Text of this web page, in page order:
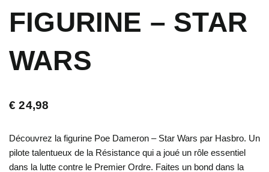
FIGURINE – STAR
WARS
€ 24,98
Découvrez la figurine Poe Dameron – Star Wars par Hasbro. Un
pilote talentueux de la Résistance qui a joué un rôle essentiel
dans la lutte contre le Premier Ordre. Faites un bond dans la